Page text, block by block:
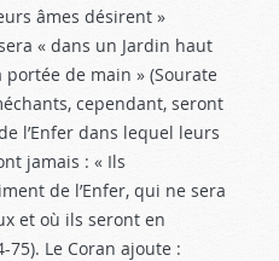
âmes désirent »
« dans un Jardin haut
de main » (Sourate
cependant, seront
l’Enfer dans lequel leurs
jamais : « Ils
de l’Enfer, qui ne sera
et où ils seront en
75). Le Coran ajoute :